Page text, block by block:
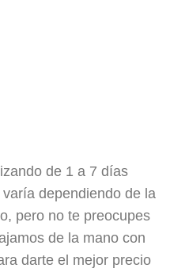
de 1 a 7 días
dependiendo de la
pero no te preocupes
de la mano con
darte el mejor precio